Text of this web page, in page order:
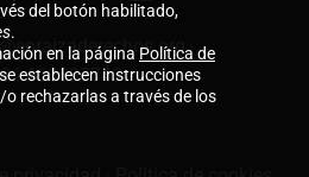
660597743
del botón habilitado,
.
en la página Política de
establecen instrucciones
rechazarlas a través de los